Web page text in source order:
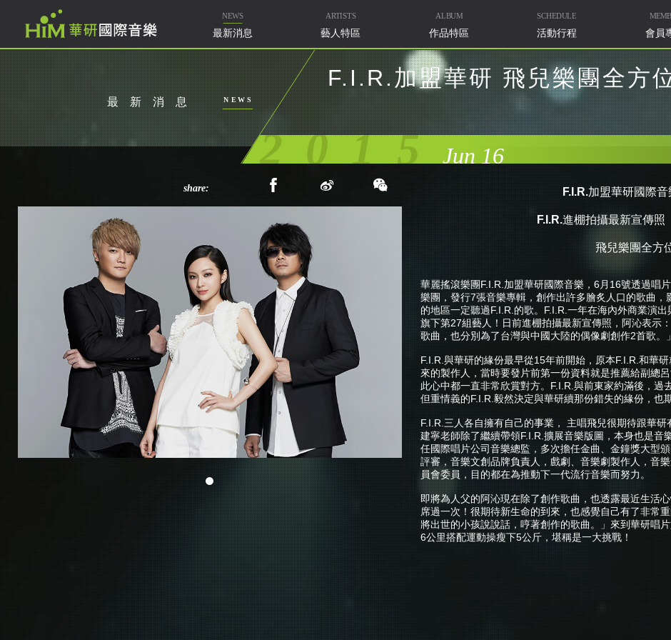
NEWS
最新消息
ARTISTS
藝人特區
ALBUM
作品特區
SCHEDULE
活動行程 會員
最新消息 NEWS
F.I.R.加盟華研 飛兒樂團全方
2015Jun 16
F.I.R.加盟華研國際
F.I.R.進棚拍攝最新宣傳
飛兒樂團全方
華麗搖滾樂團F.I.R.加盟華研國際音樂，6月16號透過唱
樂團，發行7張音樂專輯，創作出許多膾炙人口的歌曲
的地區一定聽過F.I.R.的歌。F.I.R.一年在海內外商業演
旗下第27組藝人！日前進棚拍攝最新宣傳照，阿沁表示
歌曲，也分別為了台灣與中國大陸的偶像劇創作2首歌。」
F.I.R.與華研的緣份最早從15年前開始，原本F.I.R.和華
來的製作人，當時要發片前第一份資料就是推薦給副總
此心中都一直非常欣賞對方。F.I.R.與前東家約滿後，過
但重情義的F.I.R.毅然決定與華研續那份錯失的緣份，也
F.I.R.三人各自擁有自己的事業， 主唱飛兒很期待跟華
建寧老師除了繼續帶領F.I.R.擴展音樂版圖，本身也是
任國際唱片公司音樂總監，多次擔任金曲、金鐘獎大型
評審，音樂文創品牌負責人，戲劇、音樂劇製作人，音
員會委員，目的都在為推動下一代流行音樂而努力。
即將為人父的阿沁現在除了創作歌曲，也透露最近生活
席過一次！很期待新生命的到來，也感覺自己有了非常
將出世的小孩說說話，哼著創作的歌曲。」來到華研唱
6公里搭配運動操瘦下5公斤，堪稱是一大挑戰！